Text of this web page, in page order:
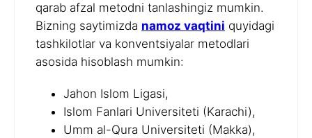
qarab afzal metodni tanlashingiz mumkin.
Bizning saytimizda namoz vaqtini quyidagi
tashkilotlar va konventsiyalar metodlari
asosida hisoblash mumkin:
Jahon Islom Ligasi,
Islom Fanlari Universiteti (Karachi),
Umm al-Qura Universiteti (Makka),